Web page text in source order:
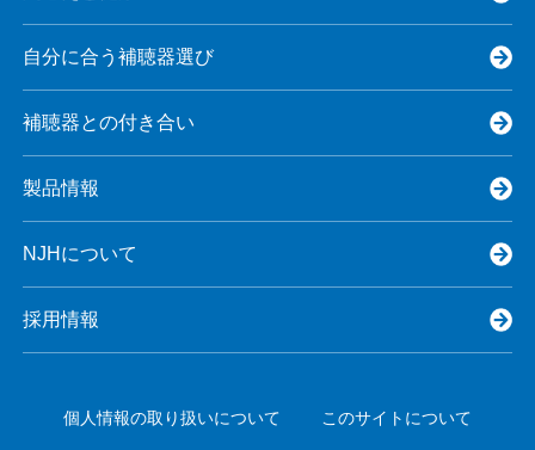
自分に合う補聴器選び
補聴器との付き合い
製品情報
NJHについて
採用情報
個人情報の取り扱いについて このサイトについて